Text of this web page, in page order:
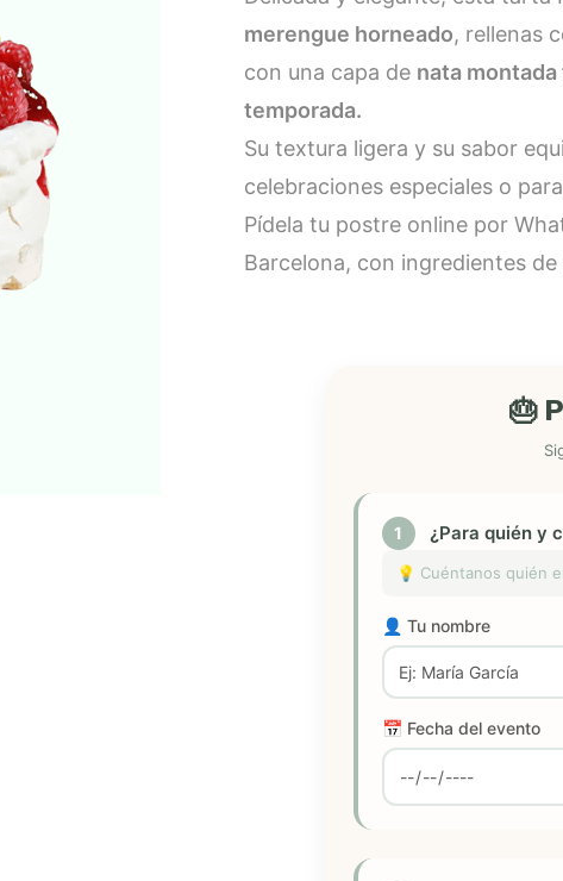
merengue horneado, rellenas
con una capa de nata
temporada.
Su textura ligera y su sabor
celebraciones especiales o
Pídela tu postre online por
Barcelona, con ingredientes
🎂
1 ¿Para quién y
💡 Cuéntanos quién
👤 Tu nombre
📅 Fecha del evento